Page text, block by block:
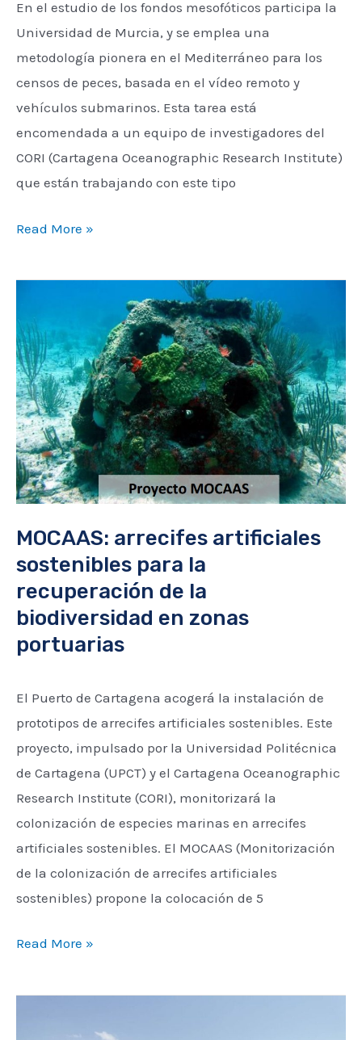
En el estudio de los fondos mesofóticos participa la
Universidad de Murcia, y se emplea una
metodología pionera en el Mediterráneo para los
censos de peces, basada en el vídeo remoto y
vehículos submarinos. Esta tarea está
encomendada a un equipo de investigadores del
CORI (Cartagena Oceanographic Research Institute)
que están trabajando con este tipo
Read More »
MOCAAS: arrecifes artificiales
sostenibles para la
recuperación de la
biodiversidad en zonas
portuarias
El Puerto de Cartagena acogerá la instalación de
prototipos de arrecifes artificiales sostenibles. Este
proyecto, impulsado por la Universidad Politécnica
de Cartagena (UPCT) y el Cartagena Oceanographic
Research Institute (CORI), monitorizará la
colonización de especies marinas en arrecifes
artificiales sostenibles. El MOCAAS (Monitorización
de la colonización de arrecifes artificiales
sostenibles) propone la colocación de 5
artificiales
sostenibles
para
la
recuperación
de
la
en
zonas
portuarias
Read More »